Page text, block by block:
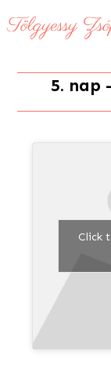
5. nap
Click